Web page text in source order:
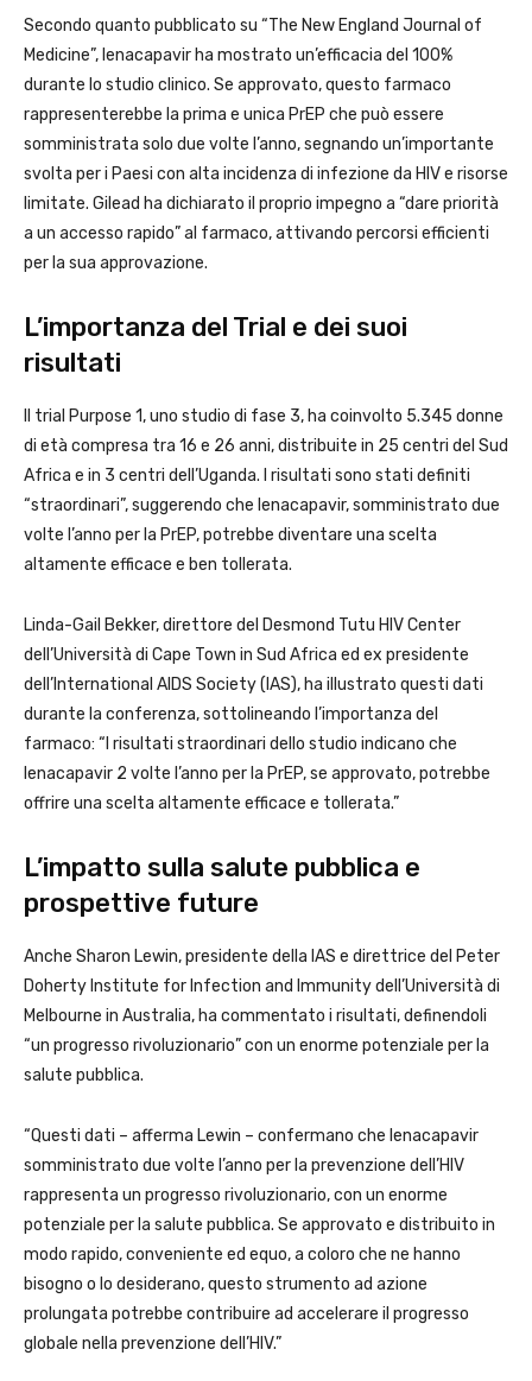
Secondo quanto pubblicato su “The New England Journal of
Medicine”, lenacapavir ha mostrato un’efficacia del 100%
durante lo studio clinico. Se approvato, questo farmaco
rappresenterebbe la prima e unica PrEP che può essere
somministrata solo due volte l’anno, segnando un’importante
svolta per i Paesi con alta incidenza di infezione da HIV e risorse
limitate. Gilead ha dichiarato il proprio impegno a “dare priorità
a un accesso rapido” al farmaco, attivando percorsi efficienti
per la sua approvazione.
L’importanza del Trial e dei suoi
risultati
Il trial Purpose 1, uno studio di fase 3, ha coinvolto 5.345 donne
di età compresa tra 16 e 26 anni, distribuite in 25 centri del Sud
Africa e in 3 centri dell’Uganda. I risultati sono stati definiti
“straordinari”, suggerendo che lenacapavir, somministrato due
volte l’anno per la PrEP, potrebbe diventare una scelta
altamente efficace e ben tollerata.
Linda-Gail Bekker, direttore del Desmond Tutu HIV Center
dell’Università di Cape Town in Sud Africa ed ex presidente
dell’International AIDS Society (IAS), ha illustrato questi dati
durante la conferenza, sottolineando l’importanza del
farmaco: “I risultati straordinari dello studio indicano che
lenacapavir 2 volte l’anno per la PrEP, se approvato, potrebbe
offrire una scelta altamente efficace e tollerata.”
L’impatto sulla salute pubblica e
prospettive future
Anche Sharon Lewin, presidente della IAS e direttrice del Peter
Doherty Institute for Infection and Immunity dell’Università di
Melbourne in Australia, ha commentato i risultati, definendoli
“un progresso rivoluzionario” con un enorme potenziale per la
salute pubblica.
“Questi dati – afferma Lewin – confermano che lenacapavir
somministrato due volte l’anno per la prevenzione dell’HIV
rappresenta un progresso rivoluzionario, con un enorme
potenziale per la salute pubblica. Se approvato e distribuito in
modo rapido, conveniente ed equo, a coloro che ne hanno
bisogno o lo desiderano, questo strumento ad azione
prolungata potrebbe contribuire ad accelerare il progresso
globale nella prevenzione dell’HIV.”